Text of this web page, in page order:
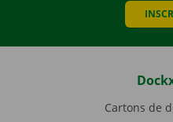
Cartons de